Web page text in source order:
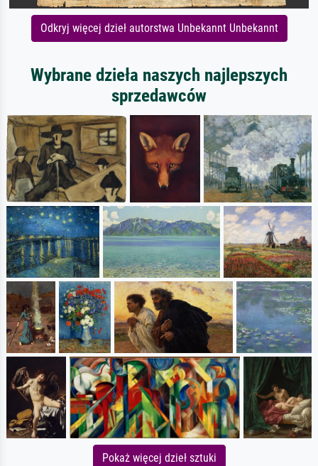
Odkryj więcej dzieł autorstwa Unbekannt Unbekannt
Wybrane dzieła naszych najlepszych
sprzedawców
Pokaż więcej dzieł sztuki